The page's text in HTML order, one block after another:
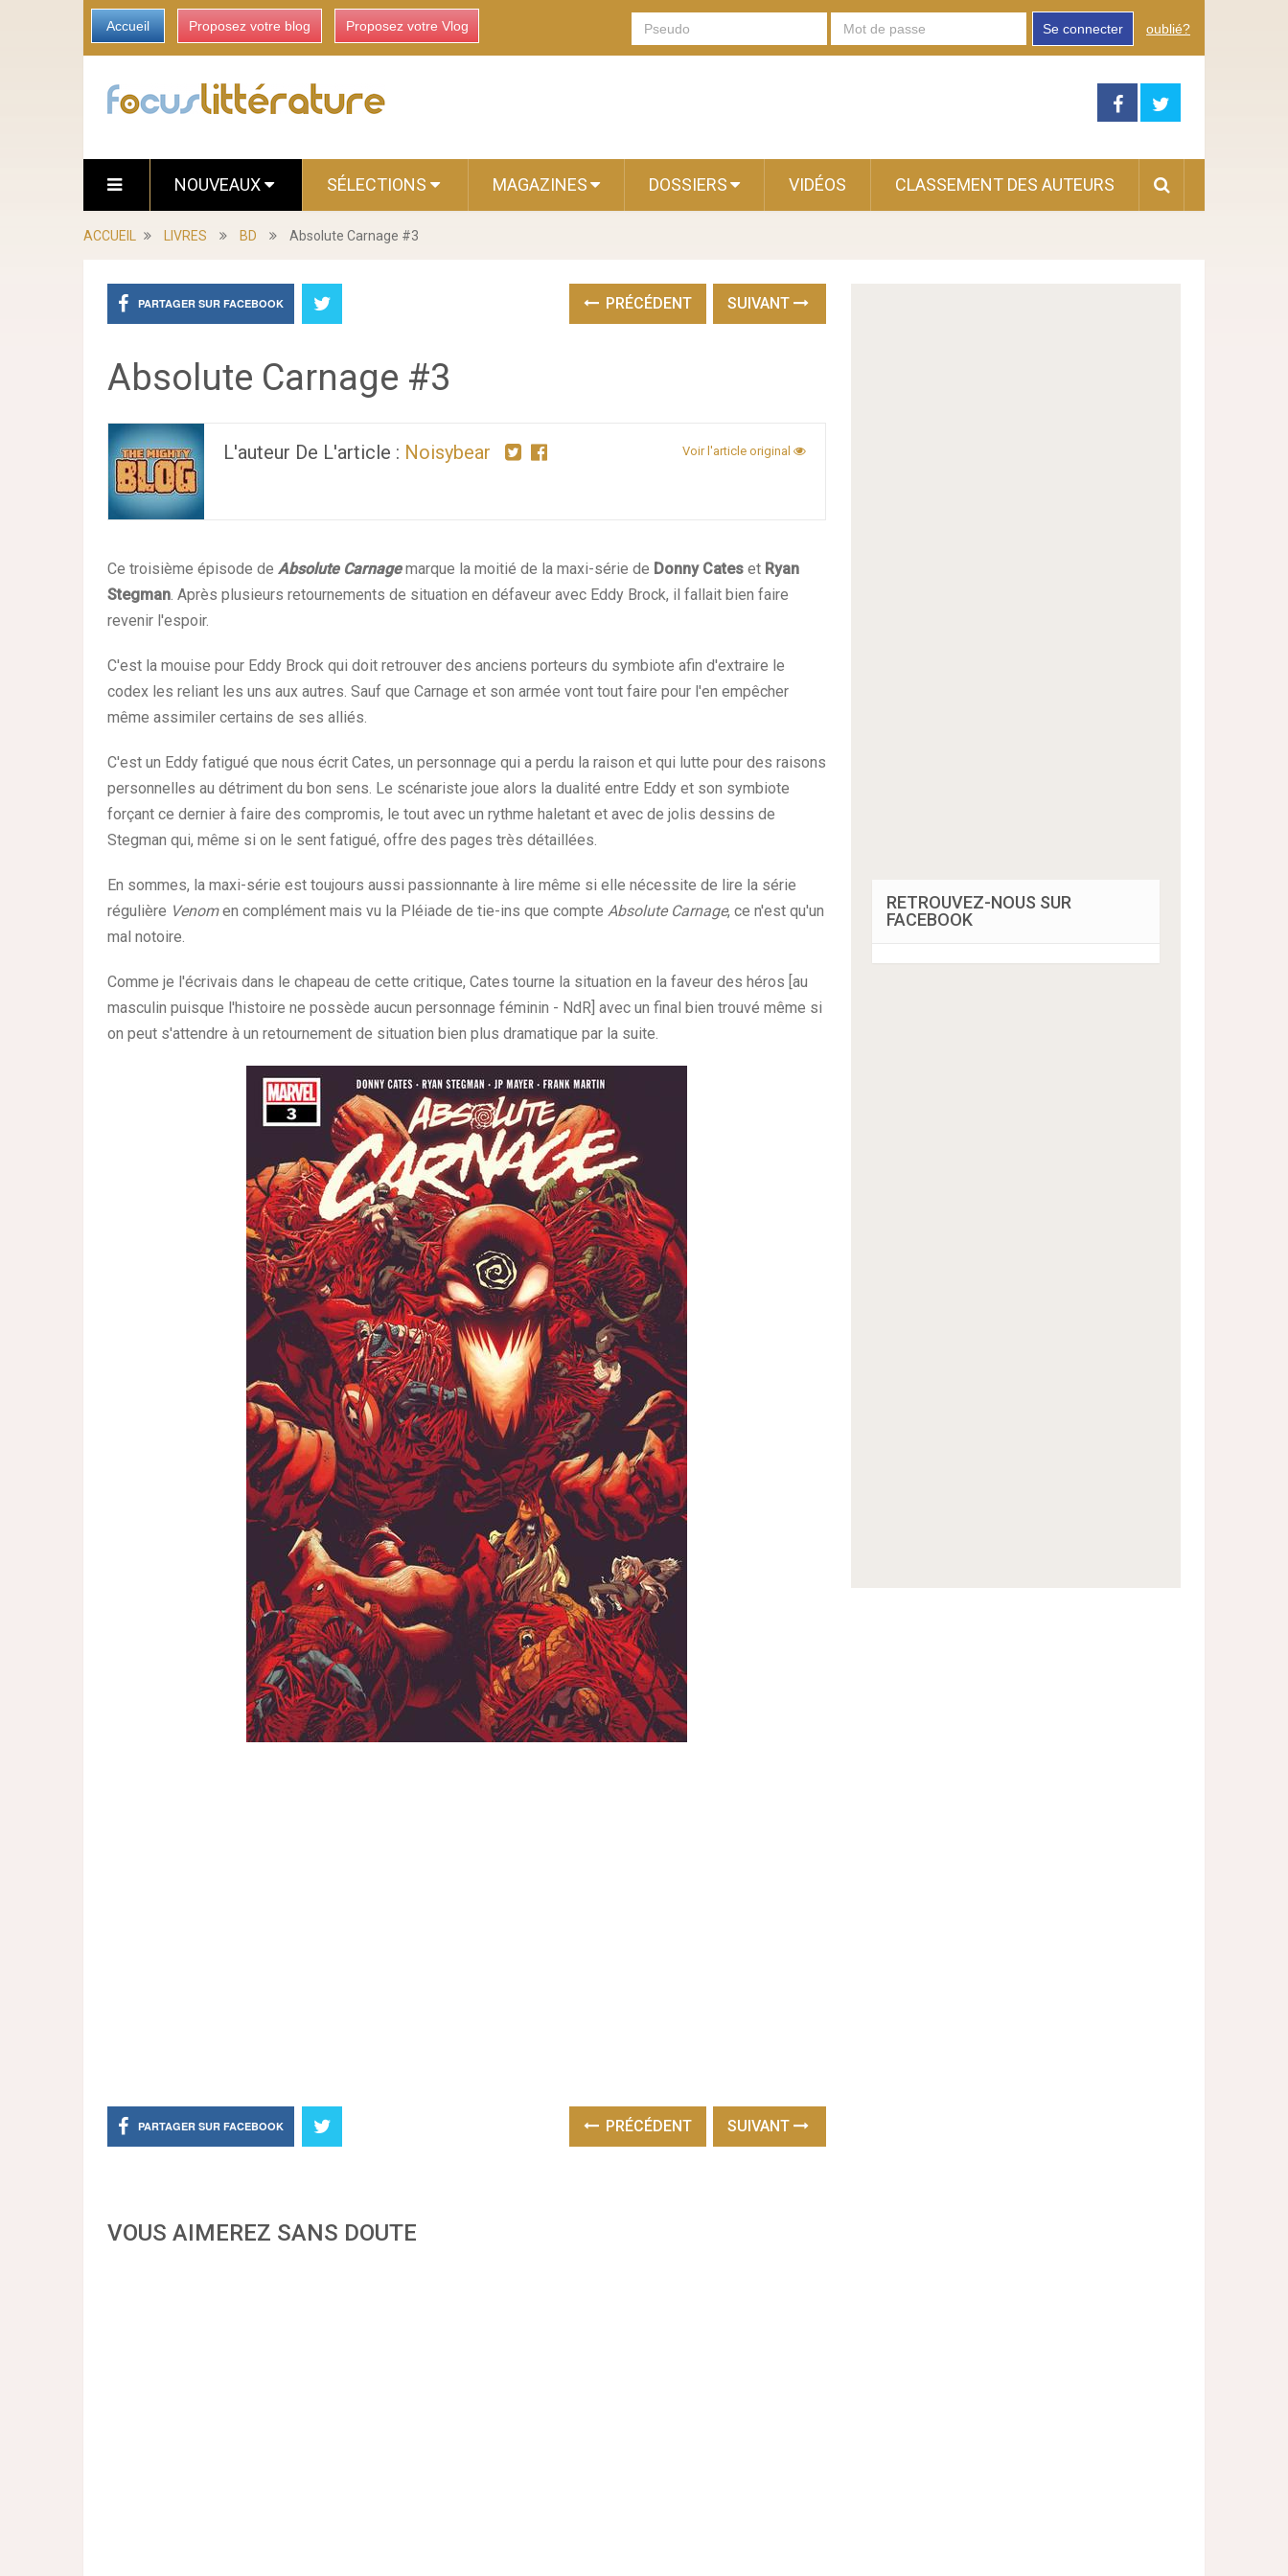
Accueil Proposez votre blog Proposez votre Vlog Se connecter oublié?
NOUVEAUX SÉLECTIONS MAGAZINES DOSSIERS VIDÉOS CLASSEMENT DES AUTEURS
ACCUEIL LIVRES BD Absolute Carnage #3
PARTAGER SUR FACEBOOK PRÉCÉDENT SUIVANT
Absolute Carnage #3
L'auteur De L'article : Noisybear Voir l'article original
Ce troisième épisode de Absolute Carnagemarque la moitié de la maxi-série de Donny Cates et Ryan
Stegman. Après plusieurs retournements de situation en défaveur avec Eddy Brock, il fallait bien faire
revenir l'espoir.
C'est la mouise pour Eddy Brock qui doit retrouver des anciens porteurs du symbiote afin d'extraire le
codex les reliant les uns aux autres. Sauf que Carnage et son armée vont tout faire pour l'en empêcher
même assimiler certains de ses alliés.
C'est un Eddy fatigué que nous écrit Cates, un personnage qui a perdu la raison et qui lutte pour des raisons
personnelles au détriment du bon sens. Le scénariste joue alors la dualité entre Eddy et son symbiote
forçant ce dernier à faire des compromis, le tout avec un rythme haletant et avec de jolis dessins de
Stegman qui, même si on le sent fatigué, offre des pages très détaillées.
En sommes, la maxi-série est toujours aussi passionnante à lire même si elle nécessite de lire la série
régulière Venomen complément mais vu la Pléiade de tie-ins que compte Absolute Carnage, ce n'est qu'un
mal notoire.
Comme je l'écrivais dans le chapeau de cette critique, Cates tourne la situation en la faveur des héros [au
masculin puisque l'histoire ne possède aucun personnage féminin - NdR] avec un final bien trouvé même si
on peut s'attendre à un retournement de situation bien plus dramatique par la suite.
PARTAGER SUR FACEBOOK PRÉCÉDENT SUIVANT
VOUS AIMEREZ SANS DOUTE
RETROUVEZ-NOUS SUR
FACEBOOK